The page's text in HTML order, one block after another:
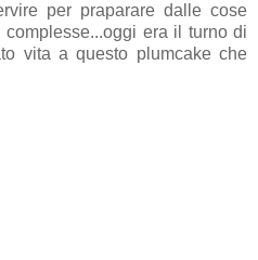
per praparare dalle cose
era il turno di
vita a questo plumcake che